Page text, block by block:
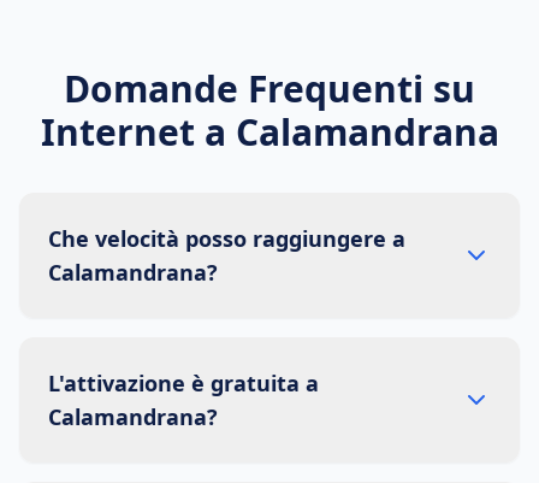
Domande Frequenti su
Internet a Calamandrana
Che velocità posso raggiungere a
Calamandrana?
L'attivazione è gratuita a
Calamandrana?